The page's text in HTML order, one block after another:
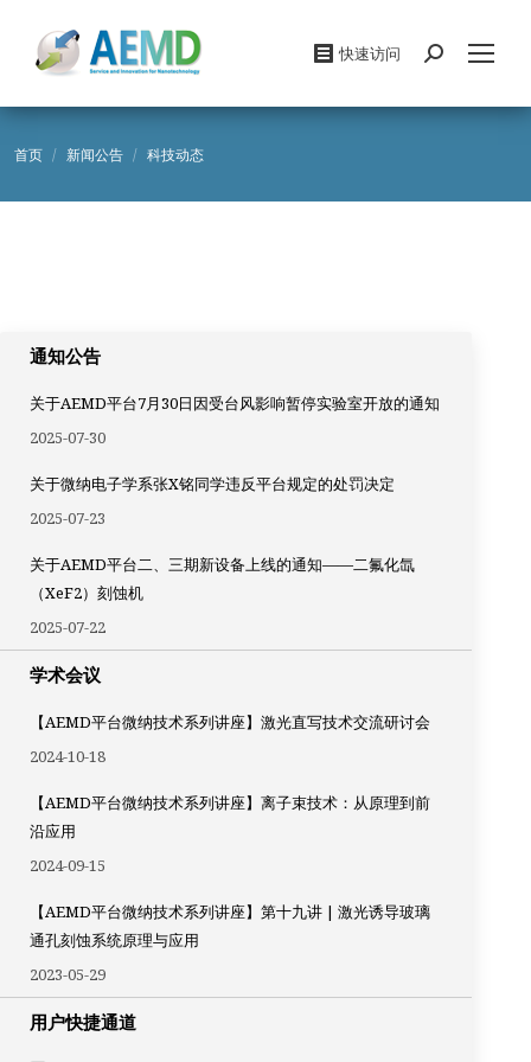
快速访问 Search:
您在这里：
首页 新闻公告 科技动态
通知公告
关于AEMD平台7月30日因受台风影响暂停实验室开放的通知
2025-07-30
关于微纳电子学系张X铭同学违反平台规定的处罚决定
2025-07-23
关于AEMD平台二、三期新设备上线的通知——二氟化氙
（XeF2）刻蚀机
2025-07-22
学术会议
【AEMD平台微纳技术系列讲座】激光直写技术交流研讨会
2024-10-18
【AEMD平台微纳技术系列讲座】离子束技术：从原理到前
沿应用
2024-09-15
【AEMD平台微纳技术系列讲座】第十九讲 | 激光诱导玻璃
通孔刻蚀系统原理与应用
2023-05-29
用户快捷通道